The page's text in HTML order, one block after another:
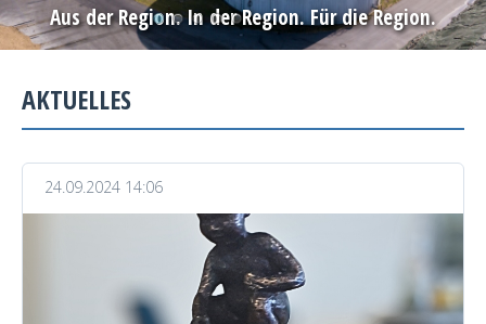
Aus der Region. In der Region. Für die Region.
AKTUELLES
24.09.2024 14:06